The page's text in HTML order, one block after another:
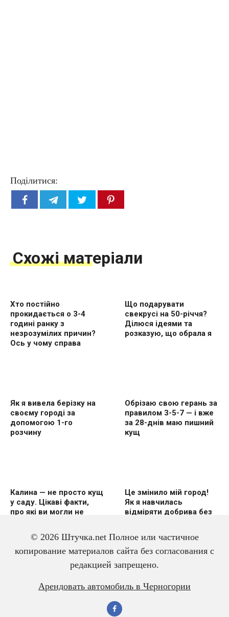
Поділитися:
Схожі матеріали
Хто постійно
прокидається о 3-4
годині ранку з
незрозумілих причин?
Ось у чому справа
Що подарувати
свекрусі на 50-річчя?
Ділюся ідеями та
розказую, що обрала я
Як я вивела берізку на
своєму городі за
допомогою 1-го
розчину
Обрізаю свою герань за
правилом 3-5-7 — і вже
за 28-днів маю пишний
кущ
Калина — не просто кущ
у саду. Цікаві факти,
про які ви могли не
Це змінило мій город!
Як я навчилась
відміряти добрива без
3 дешевих підгодівлі в
червні — і перець
Чому гірчиця — це
справжній скарб для
© 2026 Штучка.net Полное или частичное
копирование материалов сайта без согласования с
редакцией запрещено.
Арендовать автомобиль в Черногории